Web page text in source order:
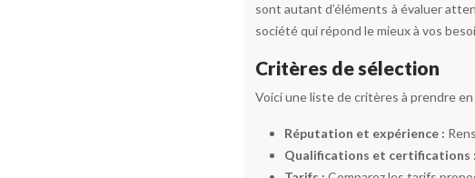
sont autant d’éléments à évaluer
société qui répond le mieux à vos
Critères de sélection
Voici une liste de critères à prendre
Réputation et expérience :
Qualifications et certifications :